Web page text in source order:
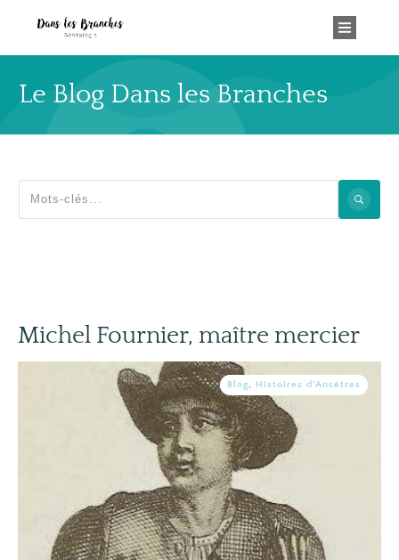
Le Blog Dans les Branches
Michel Fournier, maître mercier
Blog, Histoires d'Ancêtres